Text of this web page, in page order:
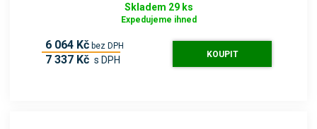
Skladem 29 ks
Expedujeme ihned
6 064 Kč bez DPH
7 337 Kč s DPH KOUPIT